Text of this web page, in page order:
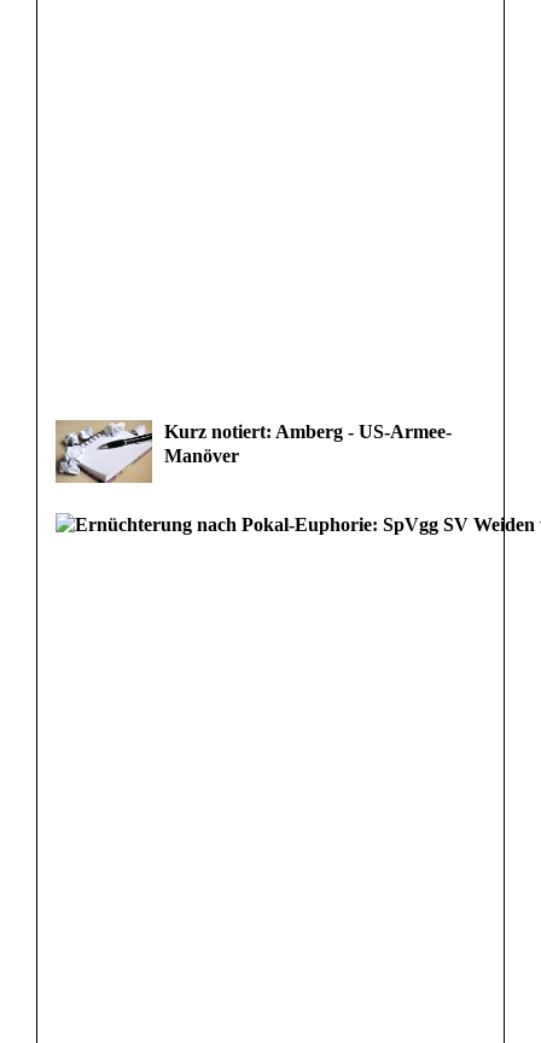
Kurz notiert: Amberg - US-Armee-
Manöver